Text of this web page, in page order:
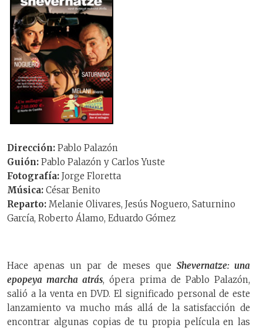
Dirección: Pablo Palazón
Guión: Pablo Palazón y Carlos Yuste
Fotografía: Jorge Floretta
Música: César Benito
Reparto: Melanie Olivares, Jesús Noguero, Saturnino
García, Roberto Álamo, Eduardo Gómez
Hace apenas un par de meses que Shevernatze: una
epopeya marcha atrás, ópera prima de Pablo Palazón,
salió a la venta en DVD. El significado personal de este
lanzamiento va mucho más allá de la satisfacción de
encontrar algunas copias de tu propia película en las